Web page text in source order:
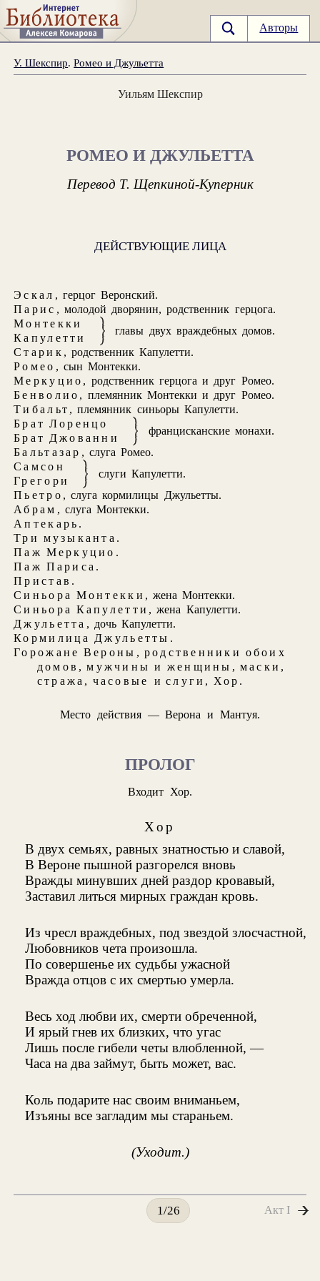
Авторы
У. Шекспир.Ромео и Джульетта
Уильям Шекспир
РОМЕО И ДЖУЛЬЕТТА
Перевод Т. Щепкиной-Куперник
ДЕЙСТВУЮЩИЕ ЛИЦА
Эскал , герцог Веронский.
Парис , молодой дворянин, родственник герцога.
Монтекки
Капулетти
главы двух враждебных домов.
Старик , родственник Капулетти.
Ромео , сын Монтекки.
Меркуцио , родственник герцога и друг Ромео.
Бенволио , племянник Монтекки и друг Ромео.
Тибальт , племянник синьоры Капулетти.
Брат Лоренцо
Брат Джованни
францисканские монахи.
Бальтазар , слуга Ромео.
Самсон
Грегори
слуги Капулетти.
Пьетро , слуга кормилицы Джульетты.
Абрам , слуга Монтекки.
Аптекарь .
Три музыканта .
Паж Меркуцио .
Паж Париса .
Пристав .
Синьора Монтекки , жена Монтекки.
Синьора Капулетти , жена Капулетти.
Джульетта , дочь Капулетти.
Кормилица Джульетты .
Горожане Вероны , родственники обоих
домов ,мужчины и женщины , маски ,
стража , часовые ислуги , Хор .
Место действия — Верона и Мантуя.
ПРОЛОГ
Входит Хор.
Хор
В двух семьях, равных знатностью и славой,
В Вероне пышной разгорелся вновь
Вражды минувших дней раздор кровавый,
Заставил литься мирных граждан кровь.
Из чресл враждебных, под звездой злосчастной,
Любовников чета произошла.
По совершенье их судьбы ужасной
Вражда отцов с их смертью умерла.
Весь ход любви их, смерти обреченной,
И ярый гнев их близких, что угас
Лишь после гибели четы влюбленной, —
Часа на два займут, быть может, вас.
Коль подарите нас своим вниманьем,
Изъяны все загладим мы стараньем.
(Уходит.)
1/26 Акт I